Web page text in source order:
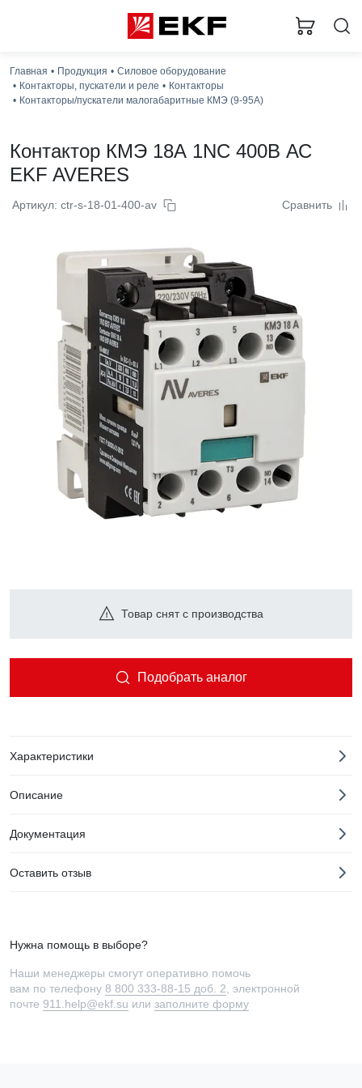
Главная Продукция
Силовое оборудование
Контакторы, пускатели и реле
Контакторы
Контакторы/пускатели малогабаритные КМЭ (9-95А)
Контактор КМЭ 18А 1NC 400В АС
EKF AVERES
Артикул: ctr-s-18-01-400-av Сравнить
Товар снят с производства
Подобрать аналог
Характеристики
Описание
Документация
Оставить отзыв
Нужна помощь в выборе?
Наши менеджеры смогут оперативно помочь
вам по телефону 8 800 333-88-15 доб. 2 , электронной
почте 911.help@ekf.su или заполните форму